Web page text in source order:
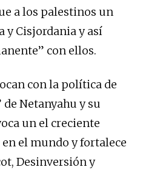
a los palestinos un
y Cisjordania y así
con ellos.
con la política de
Netanyahu y su
un el creciente
el mundo y fortalece
Desinversión y